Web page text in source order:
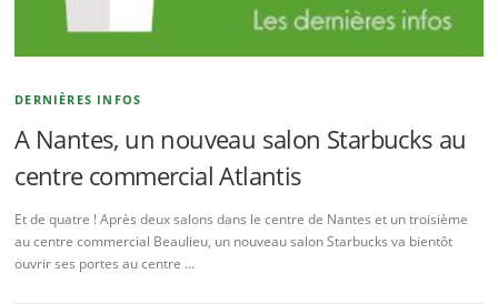
DERNIÈRES INFOS
A Nantes, un nouveau salon Starbucks au
centre commercial Atlantis
Et de quatre ! Après deux salons dans le centre de Nantes et un troisième
au centre commercial Beaulieu, un nouveau salon Starbucks va bientôt
ouvrir ses portes au centre …